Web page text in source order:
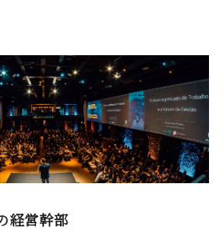
経営幹部